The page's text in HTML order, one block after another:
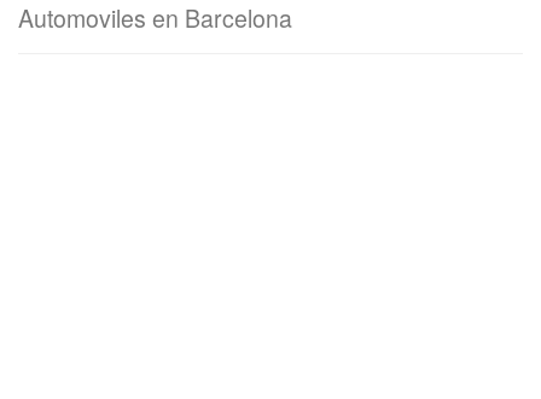
Automoviles en Barcelona